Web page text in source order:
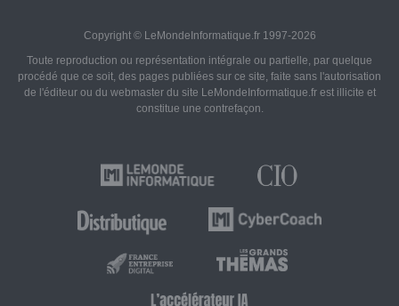
Copyright © LeMondeInformatique.fr 1997-2026
Toute reproduction ou représentation intégrale ou partielle, par quelque
procédé que ce soit, des pages publiées sur ce site, faite sans l'autorisation
de l'éditeur ou du webmaster du site LeMondeInformatique.fr est illicite et
constitue une contrefaçon.